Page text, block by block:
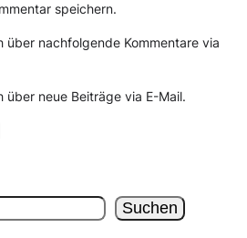
speichern.
über nachfolgende Kommentare via
über neue Beiträge via E-Mail.
Suchen